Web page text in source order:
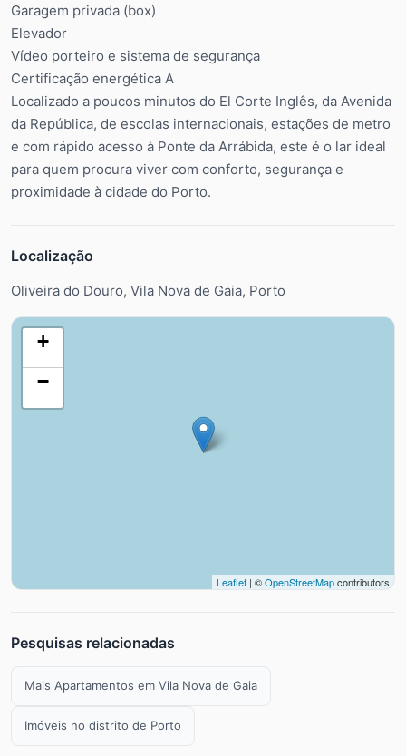
Garagem privada (box)
Elevador
Vídeo porteiro e sistema de segurança
Certificação energética A
Localizado a poucos minutos do El Corte Inglês, da Avenida
da República, de escolas internacionais, estações de metro
e com rápido acesso à Ponte da Arrábida, este é o lar ideal
para quem procura viver com conforto, segurança e
proximidade à cidade do Porto.
Localização
Oliveira do Douro, Vila Nova de Gaia, Porto
+
−
Leaflet | ©OpenStreetMapcontributors
Pesquisas relacionadas
Mais Apartamentos em Vila Nova de Gaia
Imóveis no distrito de Porto